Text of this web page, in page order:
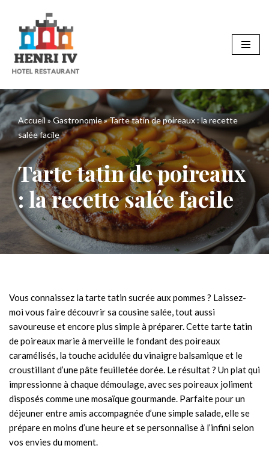
Aller
contenu
Accueil»Gastronomie»Tarte tatin de poireaux : la recette
salée facile
Tarte tatin de poireaux
: la recette salée facile
Vous connaissez la tarte tatin sucrée aux pommes ? Laissez-
moi vous faire découvrir sa cousine salée, tout aussi
savoureuse et encore plus simple à préparer. Cette tarte tatin
de poireaux marie à merveille le fondant des poireaux
caramélisés, la touche acidulée du vinaigre balsamique et le
croustillant d’une pâte feuilletée dorée. Le résultat ? Un plat qui
impressionne à chaque démoulage, avec ses poireaux joliment
disposés comme une mosaïque gourmande. Parfaite pour un
déjeuner entre amis accompagnée d’une simple salade, elle se
prépare en moins d’une heure et se personnalise à l’infini selon
vos envies du moment.